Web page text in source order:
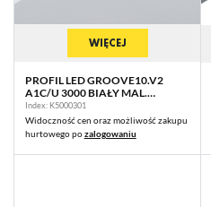
WIĘCEJ
PROFIL LED GROOVE10.V2
A1C/U 3000 BIAŁY MAL.
RAL9003 /OP
Index: K5000301
Widoczność cen oraz możliwość zakupu
hurtowego pozalogowaniu